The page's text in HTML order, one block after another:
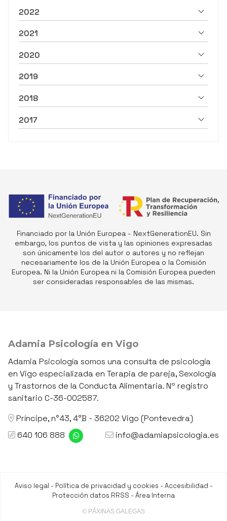
2022
2021
2020
2019
2018
2017
Financiado por la Unión Europea - NextGenerationEU. Sin
embargo, los puntos de vista y las opiniones expresadas
son únicamente los del autor o autores y no reflejan
necesariamente los de la Unión Europea o la Comisión
Europea. Ni la Unión Europea ni la Comisión Europea pueden
ser consideradas responsables de las mismas.
Adamia Psicología en Vigo
Adamia Psicología somos una consulta de psicología
en Vigo especializada en Terapia de pareja, Sexología
y Trastornos de la Conducta Alimentaria. Nº registro
sanitario C-36-002587.
Príncipe, n°43, 4°B - 36202 Vigo (Pontevedra)
640 106 888
info@adamiapsicologia.es
Aviso legal - Política de privacidad y cookies - Accesibilidad -
Protección datos RRSS - Área Interna
© PÁXINAS GALEGAS